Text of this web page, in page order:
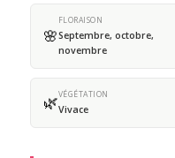
🌸
FLORAISON
Septembre, octobre,
novembre
🌿VÉGÉTATION
Vivace